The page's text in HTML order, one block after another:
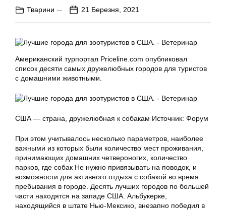
Тварини 21 Березня, 2021
Американский турпортал Priceline.com опубликовал
список десяти самых дружелюбных городов для туристов
с домашними животными.
США — страна, дружелюбная к собакам Источник: Форум
При этом учитывалось несколько параметров, наиболее
важными из которых были количество мест проживания,
принимающих домашних четвероногих, количество
парков, где собак Не нужно привязывать на поводок, и
возможности для активного отдыха с собакой во время
пребывания в городе. Десять лучших городов по большей
части находятся на западе США. Альбукерке,
находящийся в штате Нью-Мексико, внезапно победил в